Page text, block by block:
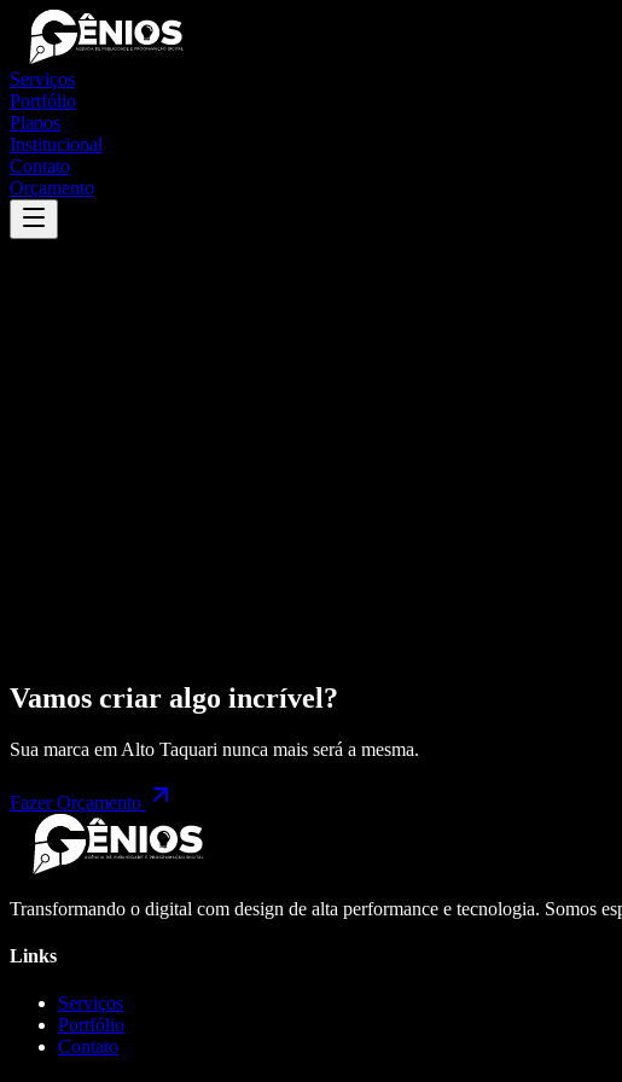
Serviços
Portfólio
Planos
Institucional
Contato
Orçamento
Vamos criar algo incrível?
Sua marca em Alto Taquari nunca mais será a mesma.
Fazer Orçamento
Transformando o digital com design de alta performance e tecnologia. Somos
Links
Serviços
Portfólio
Contato